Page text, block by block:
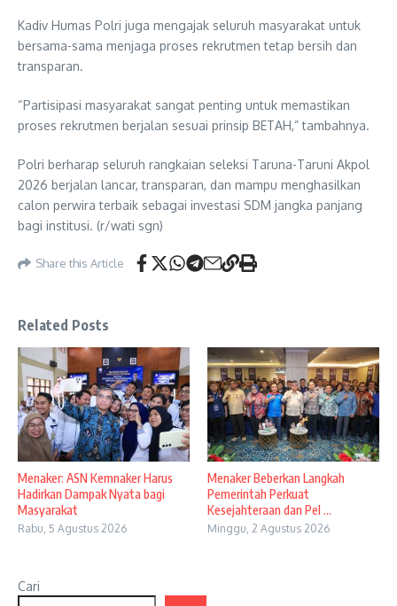
Kadiv Humas Polri juga mengajak seluruh masyarakat untuk
bersama-sama menjaga proses rekrutmen tetap bersih dan
transparan.
“Partisipasi masyarakat sangat penting untuk memastikan
proses rekrutmen berjalan sesuai prinsip BETAH,” tambahnya.
Polri berharap seluruh rangkaian seleksi Taruna-Taruni Akpol
2026 berjalan lancar, transparan, dan mampu menghasilkan
calon perwira terbaik sebagai investasi SDM jangka panjang
bagi institusi. (r/wati sgn)
Share this Article
Related Posts
Menaker: ASN Kemnaker Harus
Hadirkan Dampak Nyata bagi
Masyarakat
Rabu, 5 Agustus 2026
Menaker Beberkan Langkah
Pemerintah Perkuat
Kesejahteraan dan Pel ...
Minggu, 2 Agustus 2026
Cari